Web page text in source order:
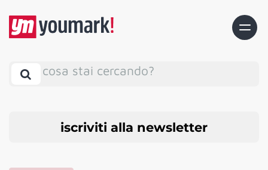
cosa stai cercando?
iscriviti alla newsletter